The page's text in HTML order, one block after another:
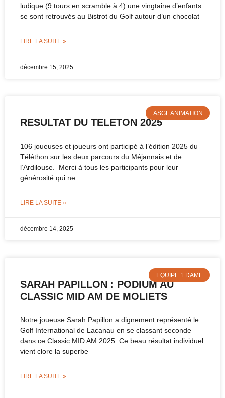
ludique (9 tours en scramble à 4) une vingtaine d’enfants
se sont retrouvés au Bistrot du Golf autour d’un chocolat
LIRE LA SUITE »
décembre 15, 2025
ASGL ANIMATION
RESULTAT DU TELETON 2025
106 joueuses et joueurs ont participé à l’édition 2025 du
Téléthon sur les deux parcours du Méjannais et de
l’Ardilouse. Merci à tous les participants pour leur
générosité qui ne
LIRE LA SUITE »
décembre 14, 2025
EQUIPE 1 DAME
SARAH PAPILLON : PODIUM AU
CLASSIC MID AM DE MOLIETS
Notre joueuse Sarah Papillon a dignement représenté le
Golf International de Lacanau en se classant seconde
dans ce Classic MID AM 2025. Ce beau résultat individuel
vient clore la superbe
LIRE LA SUITE »